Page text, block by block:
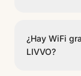
infantil para
¿Hay WiFi
LIVVO?